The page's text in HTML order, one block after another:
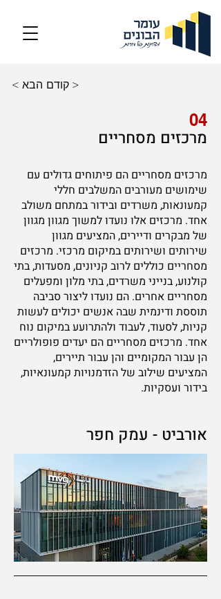
< הבא קודם >
04
מרכזים מסחריים
מרכזים מסחריים הם פיתוחים גדולים עם
שימושים מעורבים המשלבים חללי
קמעונאות, משרדים ובידור במתחם משולב
אחד. מרכזים אלו נועדו למשוך מגוון מגוון
של מבקרים ודיירים, המציעים מגוון
שירותים ושירותים במיקום מרכזי. מרכזים
מסחריים כוללים לרוב קניונים, מסעדות, בתי
קולנוע, בנייני משרדים, בתי מלון ומפעלים
מסחריים אחרים. הם נועדו ליצור סביבה
תוססת ודינמית שבה אנשים יכולים לעשות
קניות, לסעוד, לעבוד ולהתרועע במיקום נוח
אחד. מרכזים מסחריים הם יעדים פופולריים
הן עבור המקומיים והן עבור תיירים,
המציעים שילוב של הזדמנויות קמעונאיות,
בידור ועסקיות.
אורביט - עמק חפר